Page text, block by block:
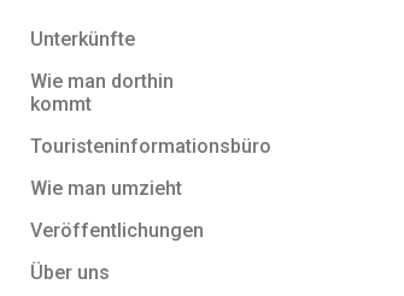
Unterkünfte
Wie man dorthin
kommt
Touristeninformationsbüro
Wie man umzieht
Veröffentlichungen
Über uns